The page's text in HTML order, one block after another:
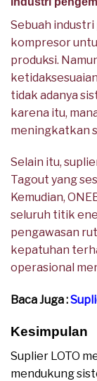
Sebuah
kompresor
produksi.
tidak adanya
karena itu,
meningkatkan
Selain itu,
Tagout yang
Kemudian,
seluruh titik
pengawasan
kepatuhan
operasional
Baca Juga :
Kesimpulan
Suplier LOTO
mendukung